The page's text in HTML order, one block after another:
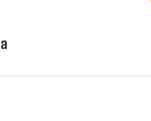
header-icon-text
account